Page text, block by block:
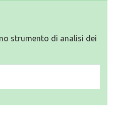
strumento di analisi dei